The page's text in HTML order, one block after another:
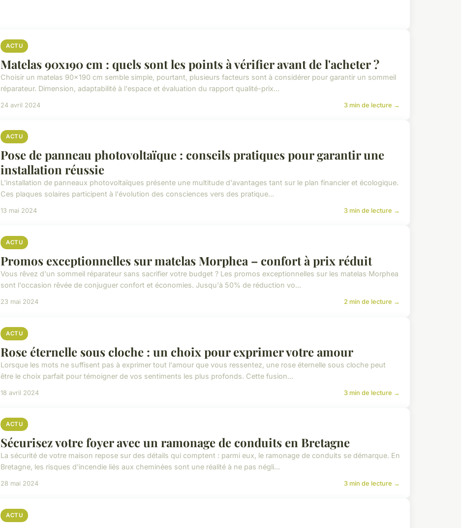
ACTU
Matelas 90x190 cm : quels sont les points à vérifier avant de l'acheter ?
Choisir un matelas 90x190 cm semble simple, pourtant, plusieurs facteurs sont à considérer pour garantir un sommeil
réparateur. Dimension, adaptabilité à l'espace et évaluation du rapport qualité-prix...
24 avril 2024 3 min de lecture →
ACTU
Pose de panneau photovoltaïque : conseils pratiques pour garantir une
installation réussie
L'installation de panneaux photovoltaïques présente une multitude d'avantages tant sur le plan financier et écologique.
Ces plaques solaires participent à l'évolution des consciences vers des pratique...
13 mai 2024 3 min de lecture →
ACTU
Promos exceptionnelles sur matelas Morphea – confort à prix réduit
Vous rêvez d'un sommeil réparateur sans sacrifier votre budget ? Les promos exceptionnelles sur les matelas Morphea
sont l'occasion rêvée de conjuguer confort et économies. Jusqu'à 50% de réduction vo...
23 mai 2024 2 min de lecture →
ACTU
Rose éternelle sous cloche : un choix pour exprimer votre amour
Lorsque les mots ne suffisent pas à exprimer tout l'amour que vous ressentez, une rose éternelle sous cloche peut
être le choix parfait pour témoigner de vos sentiments les plus profonds. Cette fusion...
18 avril 2024 3 min de lecture →
ACTU
Sécurisez votre foyer avec un ramonage de conduits en Bretagne
La sécurité de votre maison repose sur des détails qui comptent : parmi eux, le ramonage de conduits se démarque. En
Bretagne, les risques d'incendie liés aux cheminées sont une réalité à ne pas négli...
28 mai 2024 3 min de lecture →
ACTU